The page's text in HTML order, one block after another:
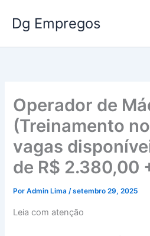
para
conteúdo
Dg Empregos
Operador de
(Treinamento
vagas
de R$ 2.380,00
PorAdmin Lima/setembro 29, 2025
Leia com atenção